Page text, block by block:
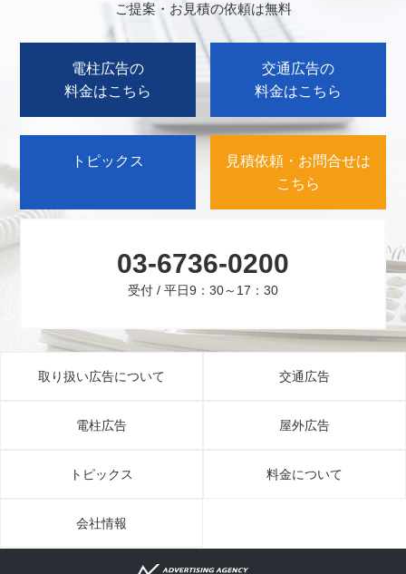
ご提案・お見積の依頼は無料
電柱広告の
料金はこちら
交通広告の
料金はこちら
トピックス
見積依頼・お問合せは
こちら
03-6736-0200
受付 / 平日9：30～17：30
取り扱い広告について 交通広告
電柱広告 屋外広告
トピックス 料金について
会社情報